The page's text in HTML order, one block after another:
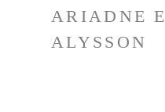
ARIADNE E
ALYSSON